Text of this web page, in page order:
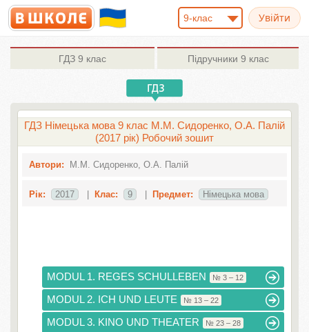
9-клас
ГДЗ 9 клас Підручники 9 клас
ГДЗ Німецька мова 9 клас М.М. Сидоренко, О.А. Палій
(2017 рік) Робочий зошит
Автори: М.М. Сидоренко, О.А. Палій
Рік: 2017 Клас: 9 Предмет: Німецька мова
MODUL 1. REGES SCHULLEBEN № 3 – 12
MODUL 2. ICH UND LEUTE № 13 – 22
MODUL 3. KINO UND THEATER № 23 – 28